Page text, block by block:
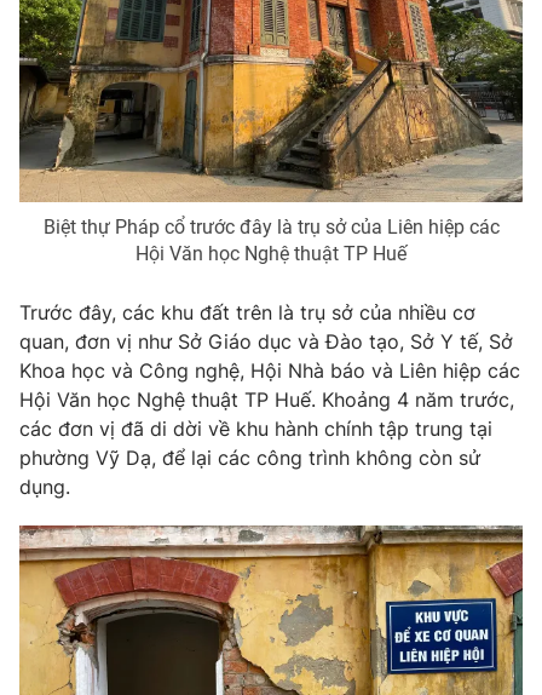
VTV Sức khoẻ Bất động sản
Thị trường 24h Tấm lòng Việt
VTV4 Vươn mình bằng AI
VTV8
Liên hệ tòa soạn English
THỜI BÁO VTV
Theo dõi báo trên
Cơ quan chủ quản:
Đài Truyền hình Việt Nam
Cơ quan báo chí:
Thời báo VTV
Biệt thự Pháp cổ trước đây là trụ sở của Liên hiệp các
Hội Văn học Nghệ thuật TP Huế
Trước đây, các khu đất trên là trụ sở của nhiều cơ
quan, đơn vị như Sở Giáo dục và Đào tạo, Sở Y tế, Sở
Khoa học và Công nghệ, Hội Nhà báo và Liên hiệp các
Hội Văn học Nghệ thuật TP Huế. Khoảng 4 năm trước,
các đơn vị đã di dời về khu hành chính tập trung tại
phường Vỹ Dạ, để lại các công trình không còn sử
dụng.